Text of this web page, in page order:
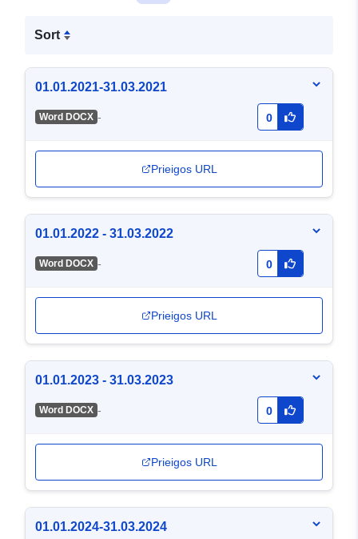
Sort
01.01.2021-31.03.2021
Word DOCX - 0
Prieigos URL
01.01.2022 - 31.03.2022
Word DOCX - 0
Prieigos URL
01.01.2023 - 31.03.2023
Word DOCX - 0
Prieigos URL
01.01.2024-31.03.2024